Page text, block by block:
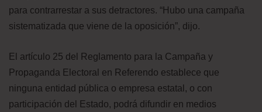
para contrarrestar a sus detractores. “Hubo una campaña
sistematizada que viene de la oposición”, dijo.
El artículo 25 del Reglamento para la Campaña y
Propaganda Electoral en Referendo establece que
ninguna entidad pública o empresa estatal, o con
participación del Estado, podrá difundir en medios